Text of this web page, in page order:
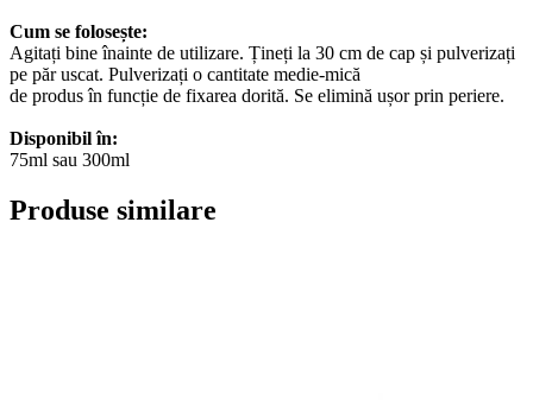
Cum se folosește:
Agitați bine înainte de utilizare. Țineți la 30 cm de cap și pulverizați
pe păr uscat. Pulverizați o cantitate medie-mică
de produs în funcție de fixarea dorită. Se elimină ușor prin periere.
Disponibil în:
75ml sau 300ml
Produse similare